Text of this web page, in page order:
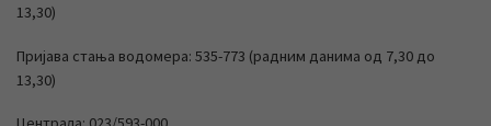
13,30)
Пријава стања водомера: 535-773 (радним данима од 7,30 до
13,30)